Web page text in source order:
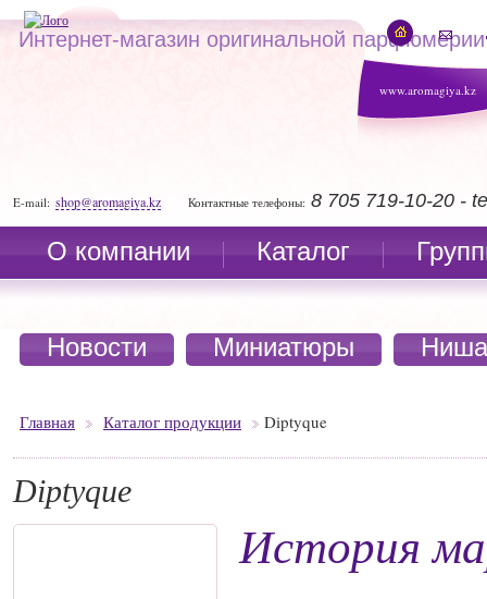
www.aromagiya.kz
Интернет-магазин оригинальной парфюмерии
E-mail: shop@aromagiya.kz Контактные телефоны: 8 705 719-10-20 -
О компании Каталог
Новости Миниатюры
Главная Каталог продукции Diptyque
Diptyque
История